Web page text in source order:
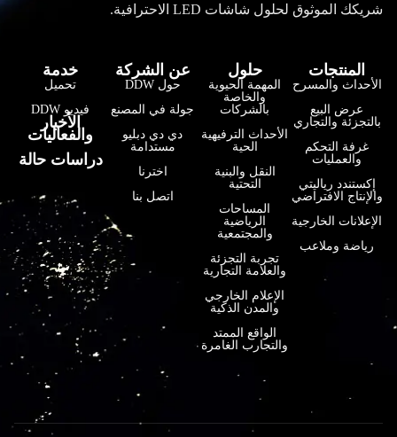
شريكك الموثوق لحلول شاشات LED الاحترافية.
المنتجات
الأحداث والمسرح
عرض البيع
بالتجزئة والتجاري
غرفة التحكم
والعمليات
إكستندد رياليتي
والإنتاج الافتراضي
الإعلانات الخارجية
رياضة وملاعب
حلول
المهمة الحيوية
والخاصة
بالشركات
الأحداث الترفيهية
الحية
النقل والبنية
التحتية
المساحات
الرياضية
والمجتمعية
تجربة التجزئة
والعلامة التجارية
الإعلام الخارجي
والمدن الذكية
الواقع الممتد
والتجارب الغامرة
عن الشركة
حول DDW
جولة في المصنع
دي دي دبليو
مستدامة
اخترنا
اتصل بنا
خدمة
تحميل
فيديو DDW
الأخبار
والفعاليات
دراسات حالة
Русский
Français
Português
Tiếng Việt
한국어
Bahasa Indonesia
हिन्दी
فارسی